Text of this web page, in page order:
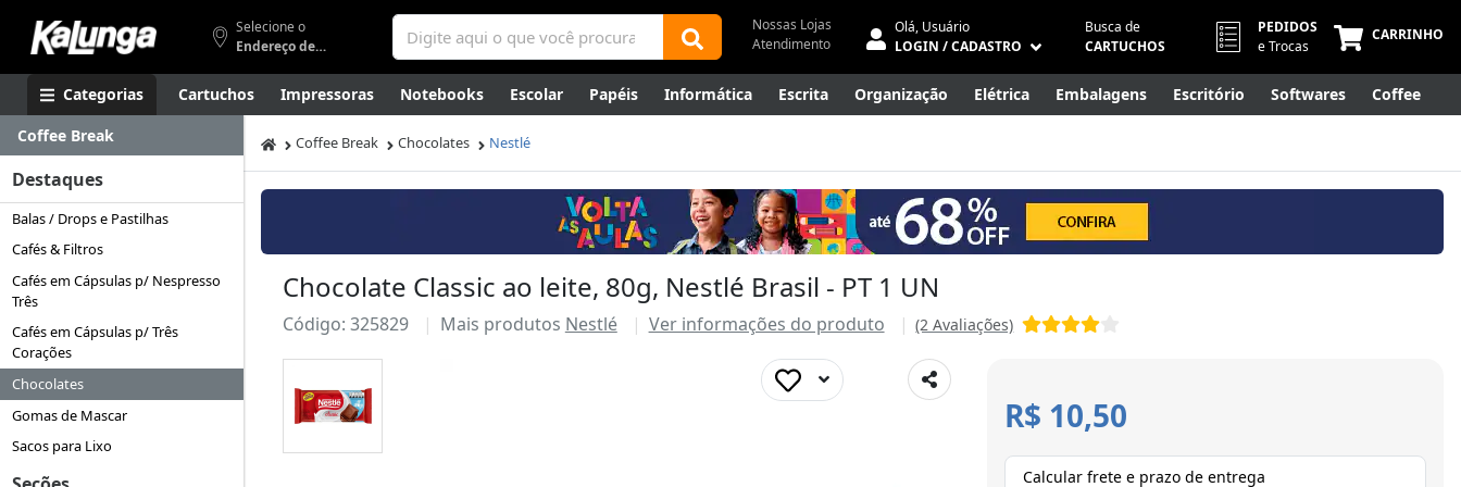
Selecione o
Endereço de entrega
Nossas Lojas
Atendimento
Olá, Usuário
LOGIN / CADASTRO
Busca de
CARTUCHOS
PEDIDOS
e Trocas
CARRINHO
Categorias Cartuchos Impressoras Notebooks Escolar Papéis Informática Escrita Organização Elétrica Embalagens Escritório Softwares Coffee
Apresentação Smartphones Artes Gamers Higiene
Canetas Luxo
Outlet
Coffee Break
Destaques
Balas / Drops e Pastilhas
Cafés & Filtros
Cafés em Cápsulas p/ Nespresso
Três
Cafés em Cápsulas p/ Três
Corações
Chocolates
Gomas de Mascar
Sacos para Lixo
Coffee Break Chocolates Nestlé
Chocolate Classic ao leite, 80g, Nestlé Brasil - PT 1 UN
Código: 325829 Mais produtos Nestlé Ver informações do produto (2 Avaliações)
R$ 10,50
Calcular frete e prazo de entrega